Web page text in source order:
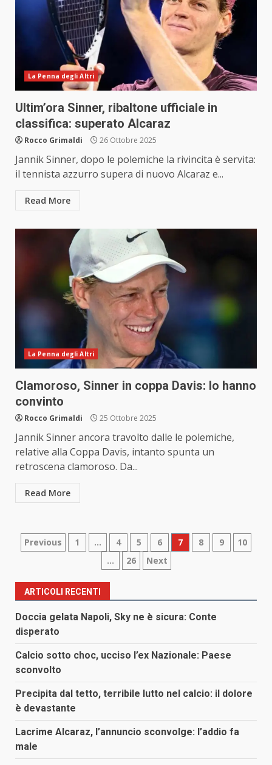
La Penna degli Altri
Ultim’ora Sinner, ribaltone ufficiale in
classifica: superato Alcaraz
Rocco Grimaldi 26 Ottobre 2025
Jannik Sinner, dopo le polemiche la rivincita è servita:
il tennista azzurro supera di nuovo Alcaraz e...
Read More
La Penna degli Altri
Clamoroso, Sinner in coppa Davis: lo hanno
convinto
Rocco Grimaldi 25 Ottobre 2025
Jannik Sinner ancora travolto dalle le polemiche,
relative alla Coppa Davis, intanto spunta un
retroscena clamoroso. Da...
Read More
Paginazione
articoli
Previous 1 … 4 5 6 7 8 9
10
…
26 Next
ARTICOLI RECENTI
Doccia gelata Napoli, Sky ne è sicura: Conte
disperato
Calcio sotto choc, ucciso l’ex Nazionale: Paese
sconvolto
Precipita dal tetto, terribile lutto nel calcio: il dolore
è devastante
Lacrime Alcaraz, l’annuncio sconvolge: l’addio fa
male